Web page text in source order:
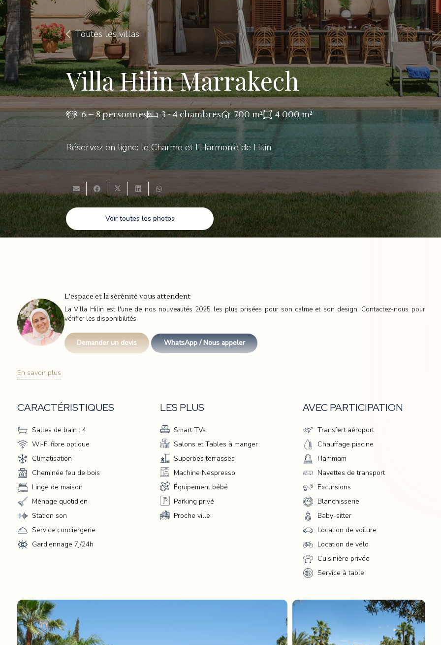
Toutes les villas
Villa Hilin Marrakech
6 – 8personnes 3 - 4chambres 700 m² 4 000m²
Réservez en ligne: le Charme et l'Harmonie de Hilin
Voir toutes les photos
L'espace et la sérénité vous attendent
La Villa Hilin est l'une de nos nouveautés 2025 les plus prisées pour son calme et son design. Contactez-nous pour
vérifier les disponibilités.
Demander un devis WhatsApp / Nous appeler
L’Art de Vivre à la Villa Hilin
Hilin n'est pas qu'une villa, c'est une respiration. Un lieu où
l'architecture s'efface pour laisser place à la lumière et au
bien-être.
Design & Fluidité
L'intérieur a été pensé comme une galerie d'art où l'on vit sans
contraintes.
haute fidélité.
Le Jardin :
protection naturel pour votre intimité.
En savoir plus
CARACTÉRISTIQUES
Salles de bain : 4
Wi-Fi fibre optique
Climatisation
Cheminée feu de bois
Linge de maison
Ménage quotidien
Station son
Service conciergerie
Gardiennage 7j/24h
LES PLUS
Smart TVs
Salons et Tables à manger
Superbes terrasses
Machine Nespresso
Équipement bébé
Parking privé
Proche ville
AVEC PARTICIPATION
Transfert aéroport
Chauffage piscine
Hammam
Navettes de transport
Excursions
Blanchisserie
Baby-sitter
Location de voiture
Location de vélo
Cuisinière privée
Service à table